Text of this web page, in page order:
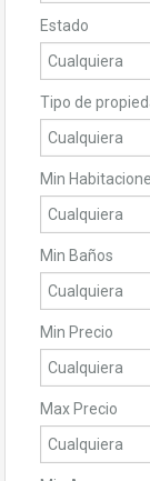
Estado
Tipo de
Min
Min Baños
Min Precio
Max Precio